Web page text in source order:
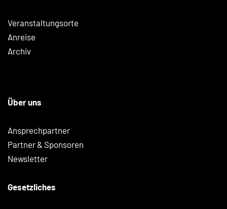
Veranstaltungsorte
Anreise
Archiv
Über uns
Ansprechpartner
Partner & Sponsoren
Newsletter
Gesetzliches